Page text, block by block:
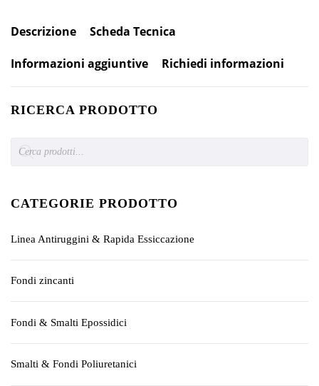
Descrizione Scheda Tecnica
Informazioni aggiuntive Richiedi informazioni
RICERCA PRODOTTO
search
CATEGORIE PRODOTTO
Linea Antiruggini & Rapida Essiccazione
Fondi zincanti
Fondi & Smalti Epossidici
Smalti & Fondi Poliuretanici